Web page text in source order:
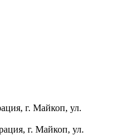
г. Майкоп, ул.
г. Майкоп, ул.